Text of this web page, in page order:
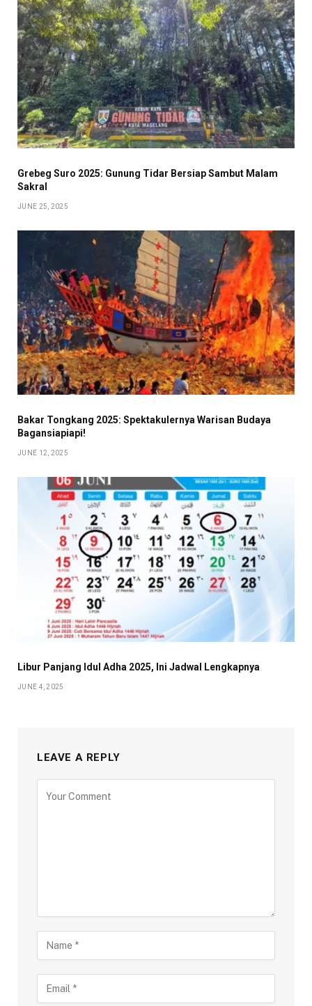
Grebeg Suro 2025: Gunung Tidar Bersiap Sambut Malam
Sakral
JUNE 25, 2025
Bakar Tongkang 2025: Spektakulernya Warisan Budaya
Bagansiapiapi!
JUNE 12, 2025
Libur Panjang Idul Adha 2025, Ini Jadwal Lengkapnya
JUNE 4, 2025
LEAVE A REPLY